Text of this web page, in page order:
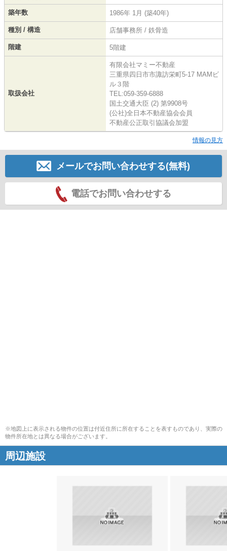
築年数 1986年 1月 (築40年)
種別 / 構造 店舗事務所 / 鉄骨造
階建 5階建
取扱会社
有限会社マミー不動産
三重県四日市市諏訪栄町5-17 MAMビ
ル３階
TEL:059-359-6888
国土交通大臣 (2) 第9908号
(公社)全日本不動産協会会員
不動産公正取引協議会加盟
情報の見方
メールでお問い合わせする(無料)
電話でお問い合わせする
※地図上に表示される物件の位置は付近住所に所在することを表すものであり、実際の
物件所在地とは異なる場合がございます。
周辺施設